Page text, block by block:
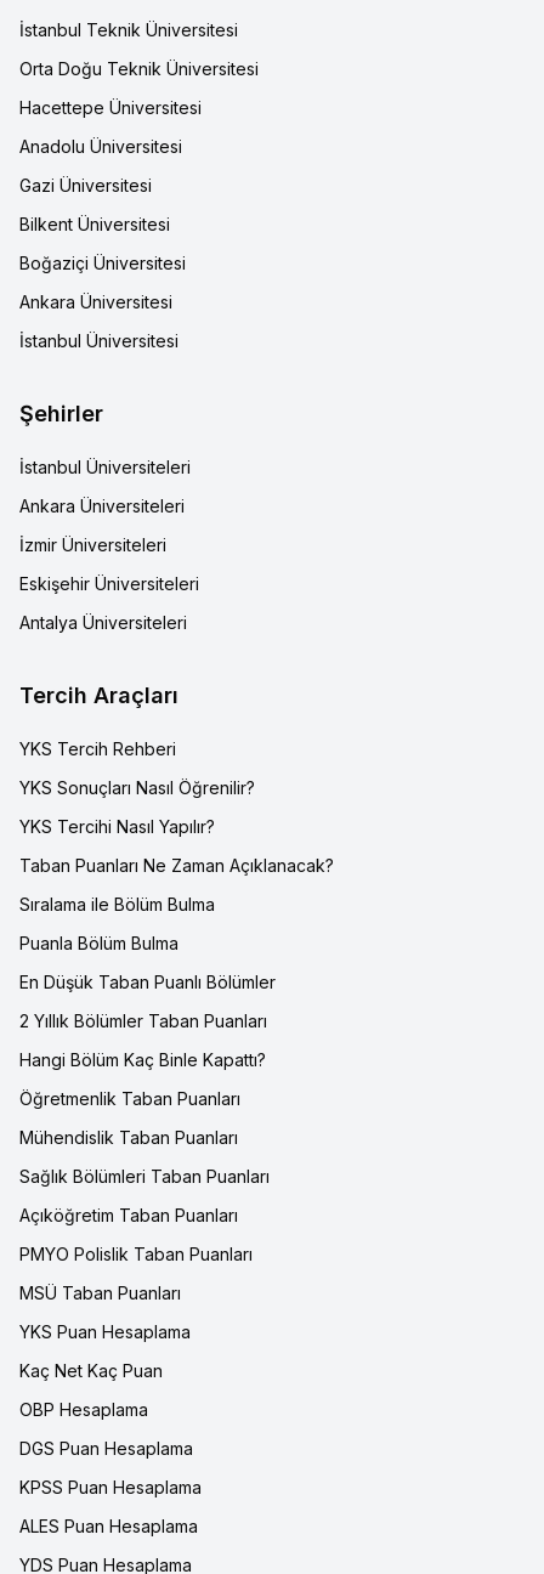
İstanbul Teknik Üniversitesi
Orta Doğu Teknik Üniversitesi
Hacettepe Üniversitesi
Anadolu Üniversitesi
Gazi Üniversitesi
Bilkent Üniversitesi
Boğaziçi Üniversitesi
Ankara Üniversitesi
İstanbul Üniversitesi
Şehirler
İstanbul Üniversiteleri
Ankara Üniversiteleri
İzmir Üniversiteleri
Eskişehir Üniversiteleri
Antalya Üniversiteleri
Tercih Araçları
YKS Tercih Rehberi
YKS Sonuçları Nasıl Öğrenilir?
YKS Tercihi Nasıl Yapılır?
Taban Puanları Ne Zaman Açıklanacak?
Sıralama ile Bölüm Bulma
Puanla Bölüm Bulma
En Düşük Taban Puanlı Bölümler
2 Yıllık Bölümler Taban Puanları
Hangi Bölüm Kaç Binle Kapattı?
Öğretmenlik Taban Puanları
Mühendislik Taban Puanları
Sağlık Bölümleri Taban Puanları
Açıköğretim Taban Puanları
PMYO Polislik Taban Puanları
MSÜ Taban Puanları
YKS Puan Hesaplama
Kaç Net Kaç Puan
OBP Hesaplama
DGS Puan Hesaplama
KPSS Puan Hesaplama
ALES Puan Hesaplama
YDS Puan Hesaplama